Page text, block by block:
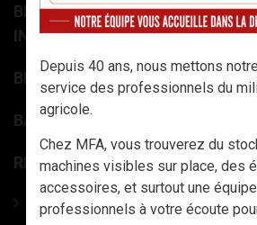
BROYEURS / TONDEUSES À AXE
INTERCEPS
BROYEURS FORESTIERS
BALAYAGE ET NETTOYAGE
REMORQUE ET GRUES
Ensemble Grues et Remorques
Depuis 40 ans, nous mettons
service des professionnels du
agricole.
Chez MFA, vous trouverez du
machines visibles sur place, des
accessoires, et surtout une
professionnels à votre écoute